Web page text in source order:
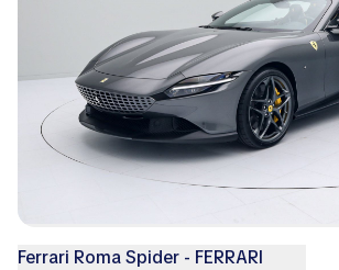
Ferrari Roma Spider - FERRARI